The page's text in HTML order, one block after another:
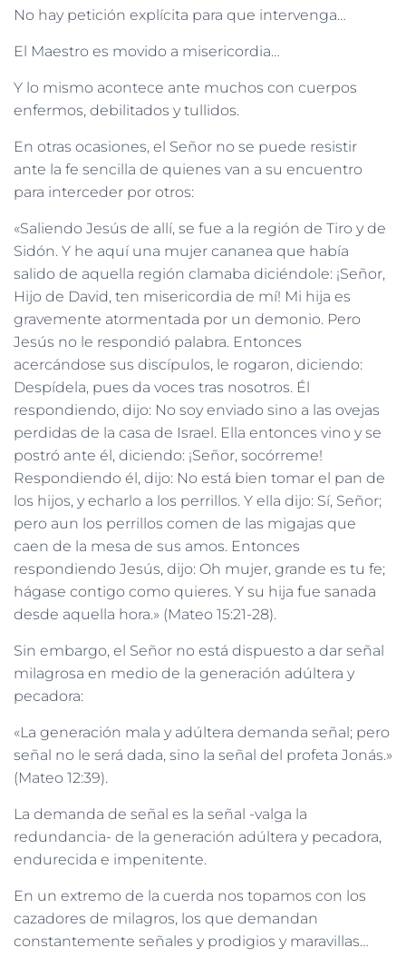
No hay petición explícita para que intervenga…
El Maestro es movido a misericordia…
Y lo mismo acontece ante muchos con cuerpos
enfermos, debilitados y tullidos.
En otras ocasiones, el Señor no se puede resistir
ante la fe sencilla de quienes van a su encuentro
para interceder por otros:
«Saliendo Jesús de allí, se fue a la región de Tiro y de
Sidón. Y he aquí una mujer cananea que había
salido de aquella región clamaba diciéndole: ¡Señor,
Hijo de David, ten misericordia de mí! Mi hija es
gravemente atormentada por un demonio. Pero
Jesús no le respondió palabra. Entonces
acercándose sus discípulos, le rogaron, diciendo:
Despídela, pues da voces tras nosotros. Él
respondiendo, dijo: No soy enviado sino a las ovejas
perdidas de la casa de Israel. Ella entonces vino y se
postró ante él, diciendo: ¡Señor, socórreme!
Respondiendo él, dijo: No está bien tomar el pan de
los hijos, y echarlo a los perrillos. Y ella dijo: Sí, Señor;
pero aun los perrillos comen de las migajas que
caen de la mesa de sus amos. Entonces
respondiendo Jesús, dijo: Oh mujer, grande es tu fe;
hágase contigo como quieres. Y su hija fue sanada
desde aquella hora.» (Mateo 15:21-28).
Sin embargo, el Señor no está dispuesto a dar señal
milagrosa en medio de la generación adúltera y
pecadora:
«La generación mala y adúltera demanda señal; pero
señal no le será dada, sino la señal del profeta Jonás.»
(Mateo 12:39).
La demanda de señal es la señal -valga la
redundancia- de la generación adúltera y pecadora,
endurecida e impenitente.
En un extremo de la cuerda nos topamos con los
cazadores de milagros, los que demandan
constantemente señales y prodigios y maravillas…